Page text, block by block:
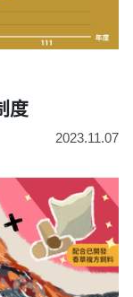
度
2023.11.07